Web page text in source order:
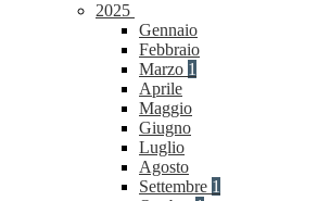
2025
Gennaio
Febbraio
Marzo 1
Aprile
Maggio
Giugno
Luglio
Agosto
Settembre 1